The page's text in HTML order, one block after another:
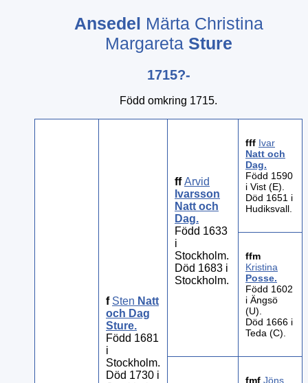
Ansedel Märta Christina
Margareta Sture
1715?-
Född omkring 1715.
f Sten Natt
och Dag
Sture.
Född 1681
i
Stockholm.
Död 1730 i
ffArvid
Ivarsson
Natt och
Dag.
Född 1633
i
Stockholm.
Död 1683 i
Stockholm.
fff Ivar
Natt och
Dag.
Född 1590
i Vist (E).
Död 1651 i
Hudiksvall.
ffm
Kristina
Posse.
Född 1602
i Ängsö
(U).
Död 1666 i
Teda (C).
fmf Jöns